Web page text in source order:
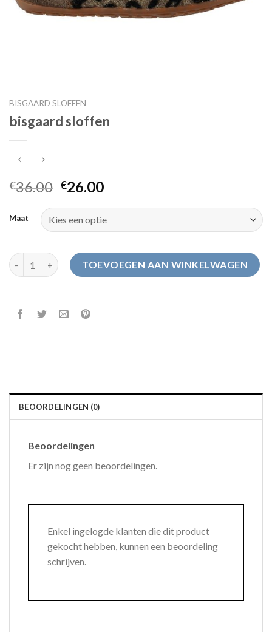
BISGAARD SLOFFEN
bisgaard sloffen
€36.00 €26.00
Maat
bisgaard sloffen aantalTOEVOEGEN AAN WINKELWAGEN
BEOORDELINGEN (0)
Beoordelingen
Er zijn nog geen beoordelingen.
Enkel ingelogde klanten die dit product
gekocht hebben, kunnen een beoordeling
schrijven.